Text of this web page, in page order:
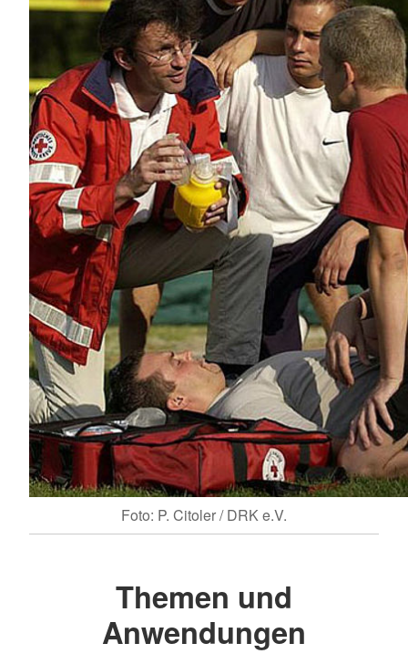
Foto: P. Citoler / DRK e.V.
Themen und
Anwendungen